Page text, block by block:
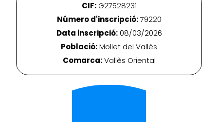
CIF:G27528231
Número d'inscripció:79220
Data inscripció:08/03/2026
Població:Mollet del Vallès
Comarca:Vallès Oriental